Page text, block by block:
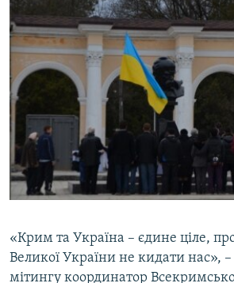
«Крим та Україна – єдине ціле,
Великої України не кидати нас»,
мітингу координатор